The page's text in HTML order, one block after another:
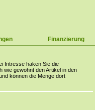
Finanzierung
Intresse haken Sie die
wie gewohnt den Artikel in den
können die Menge dort